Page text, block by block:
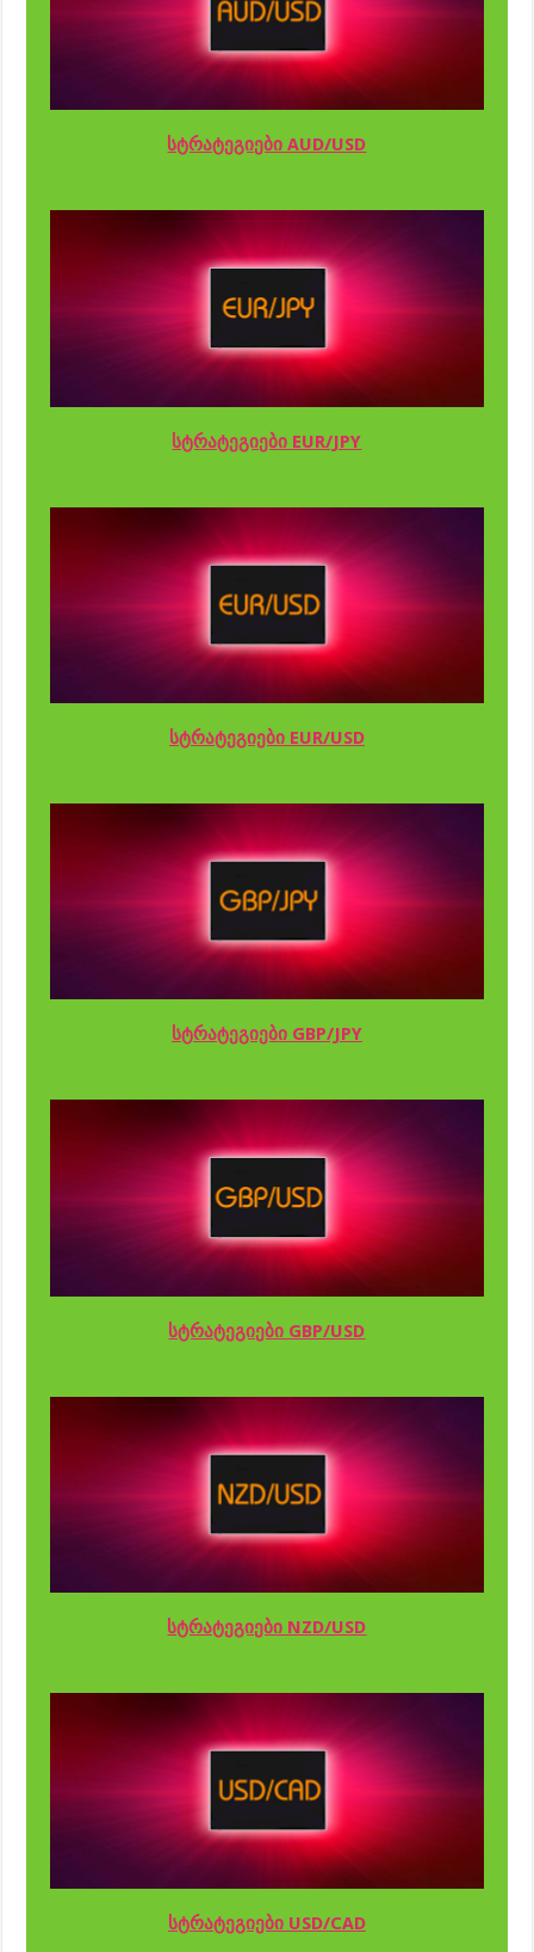
სტრატეგიები AUD/USD
სტრატეგიები EUR/JPY
სტრატეგიები EUR/USD
სტრატეგიები GBP/JPY
სტრატეგიები GBP/USD
სტრატეგიები NZD/USD
სტრატეგიები USD/CAD